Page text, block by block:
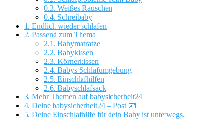
0.3. Weißes Rauschen
0.4. Schreibaby
1. Endlich wieder schlafen
2. Passend zum Thema
2.1. Babymatratze
2.2. Babykissen
2.3. Körnerkissen
2.4. Babys Schlafumgebung
2.5. Einschlafhilfen
2.6. Babyschlafsack
3. Mehr Themen auf babysicherheit24
4. Deine babysicherheit24 – Post 📧
5. Deine Einschlafhilfe für dein Baby ist unterwegs.